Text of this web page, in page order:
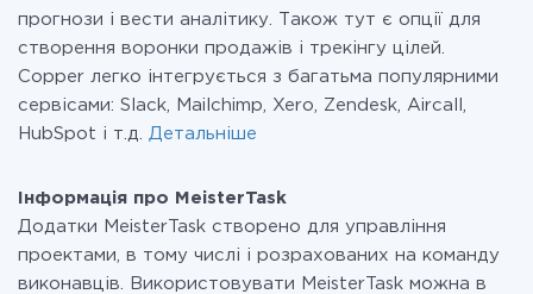
прогнози і вести аналітику. Також тут є опції для
створення воронки продажів і трекінгу цілей.
Copper легко інтегрується з багатьма популярними
сервісами: Slack, Mailchimp, Xero, Zendesk, Aircall,
HubSpot і т.д. Детальніше
Інформація про MeisterTask
Додатки MeisterTask створено для управління
проектами, в тому числі і розрахованих на команду
виконавців. Використовувати MeisterTask можна в